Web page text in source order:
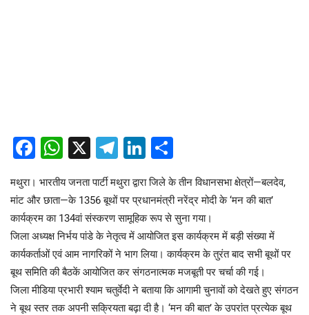
Facebook
WhatsApp
X Telegram
LinkedIn
मथुरा। भारतीय जनता पार्टी मथुरा द्वारा जिले के तीन विधानसभा क्षेत्रों—बलदेव,
मांट और छाता—के 1356 बूथों पर प्रधानमंत्री नरेंद्र मोदी के ‘मन की बात’
कार्यक्रम का 134वां संस्करण सामूहिक रूप से सुना गया।
जिला अध्यक्ष निर्भय पांडे के नेतृत्व में आयोजित इस कार्यक्रम में बड़ी संख्या में
कार्यकर्ताओं एवं आम नागरिकों ने भाग लिया। कार्यक्रम के तुरंत बाद सभी बूथों पर
बूथ समिति की बैठकें आयोजित कर संगठनात्मक मजबूती पर चर्चा की गई।
जिला मीडिया प्रभारी श्याम चतुर्वेदी ने बताया कि आगामी चुनावों को देखते हुए संगठन
ने बूथ स्तर तक अपनी सक्रियता बढ़ा दी है। ‘मन की बात’ के उपरांत प्रत्येक बूथ